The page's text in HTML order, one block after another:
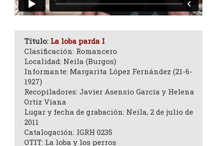
Título: La loba parda I
Clasificación: Romancero
Localidad: Neila (Burgos)
Informante: Margarita López Fernández (21-6-
1927)
Recopiladores: Javier Asensio García y Helena
Ortiz Viana
Lugar y fecha de grabación: Neila, 2 de julio de
2011
Catalogación: IGRH 0235
OTIT: La loba y los perros